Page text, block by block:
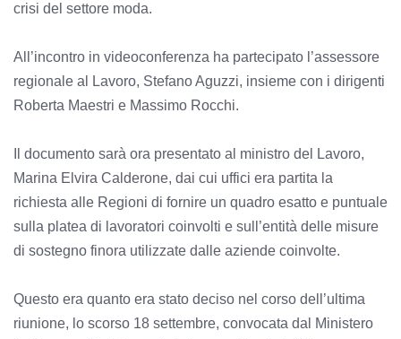
crisi del settore moda.
All’incontro in videoconferenza ha partecipato l’assessore
regionale al Lavoro, Stefano Aguzzi, insieme con i dirigenti
Roberta Maestri e Massimo Rocchi.
Il documento sarà ora presentato al ministro del Lavoro,
Marina Elvira Calderone, dai cui uffici era partita la
richiesta alle Regioni di fornire un quadro esatto e puntuale
sulla platea di lavoratori coinvolti e sull’entità delle misure
di sostegno finora utilizzate dalle aziende coinvolte.
Questo era quanto era stato deciso nel corso dell’ultima
riunione, lo scorso 18 settembre, convocata dal Ministero